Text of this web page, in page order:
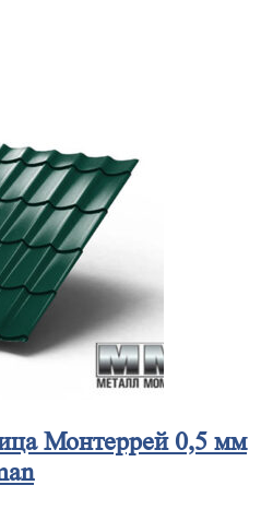
Монтеррей 0,5 мм